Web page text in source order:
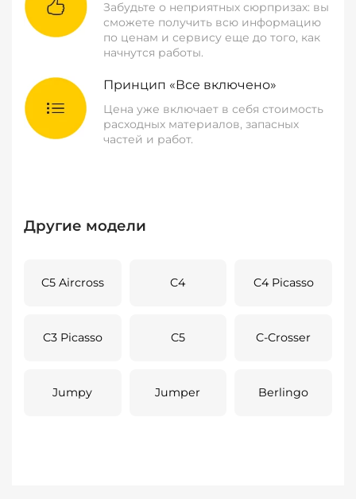
Забудьте о неприятных сюрпризах: вы
сможете получить всю информацию
по ценам и сервису еще до того, как
начнутся работы.
Принцип «Все включено»
Цена уже включает в себя стоимость
расходных материалов, запасных
частей и работ.
Другие модели
C5 Aircross C4 C4 Picasso
C3 Picasso C5 C-Crosser
Jumpy Jumper Berlingo